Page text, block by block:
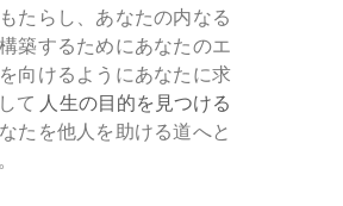
たらし、あなたの内なる
築するためにあなたのエ
向けるようにあなたに求
て 人生の目的を見つける
たを他人を助ける道へと